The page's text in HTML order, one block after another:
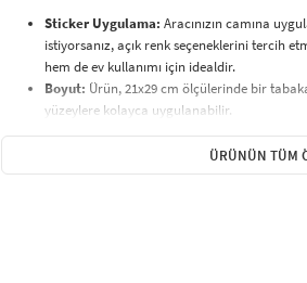
Sticker Uygulama: Aracınızın camına
istiyorsanız, açık renk seçeneklerini tercih
hem de ev kullanımı için idealdir.
Boyut: Ürün, 21x29 cm ölçülerinde bir
yüzeylere kolayca uygulanabilir.
ile silerek temizlemeniz, uzun
nemlere karşı dayanıklıdır.
ile özenle
ÜRÜNÜN TÜM